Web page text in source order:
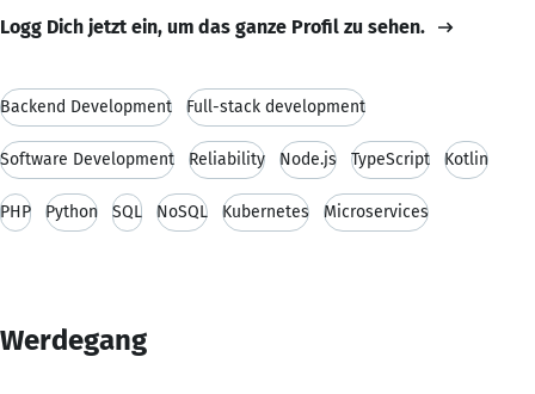
Logg Dich jetzt ein, um das ganze Profil zu sehen.
Backend Development Full-stack development
Software Development Reliability Node.js TypeScript Kotlin
PHP Python SQL NoSQL Kubernetes Microservices
Werdegang